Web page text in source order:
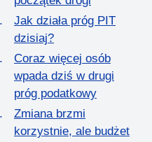
Jak działa próg PIT
dzisiaj?
Coraz więcej osób
wpada dziś w drugi
próg podatkowy
Zmiana brzmi
korzystnie, ale budżet